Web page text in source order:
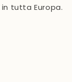
in tutta Europa.